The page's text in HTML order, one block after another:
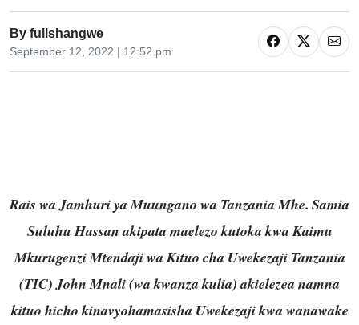
By fullshangwe
September 12, 2022 | 12:52 pm
Rais wa Jamhuri ya Muungano wa Tanzania Mhe. Samia
Suluhu Hassan akipata maelezo kutoka kwa Kaimu
Mkurugenzi Mtendaji wa Kituo cha Uwekezaji Tanzania
(TIC) John Mnali (wa kwanza kulia) akielezea namna
kituo hicho kinavyohamasisha Uwekezaji kwa wanawake